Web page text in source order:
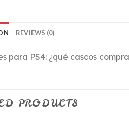
REVIEWS (0)
para PS4: ¿qué cascos
PRODUCTS